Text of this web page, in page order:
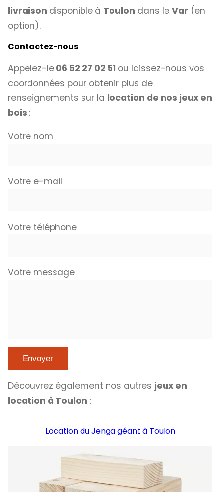
livraison disponible à Toulon dans le Var (en
option).
Contactez-nous
Appelez-le 06 52 27 02 51 ou laissez-nous vos
coordonnées pour obtenir plus de
renseignements sur la location de nos jeux en
bois :
Votre nom
Votre e-mail
Votre téléphone
Votre message
Découvrez également nos autres jeux en
location à Toulon :
Location du Jenga géant à Toulon